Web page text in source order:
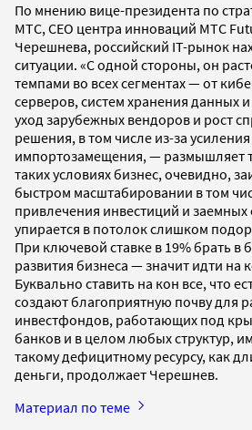
По мнению вице-президента по
МТС, CEO центра инноваций МТС
Черешнева, российский IT-рынок
ситуации. «С одной стороны, он
темпами во всех сегментах — от
серверов, систем хранения данных
уход зарубежных вендоров и рост
решения, в том числе из-за
импортозамещения, — размышляет
таких условиях бизнес, очевидно,
быстром масштабировании в том
привлечения инвестиций и заемных
упирается в потолок слишком
При ключевой ставке в 19% брать в
развития бизнеса — значит идти на
Буквально ставить на кон все, что
создают благоприятную почву для
инвестфондов, работающих под
банков и в целом любых структур,
такому дефицитному ресурсу, как
деньги, продолжает Черешнев.
Материал по теме